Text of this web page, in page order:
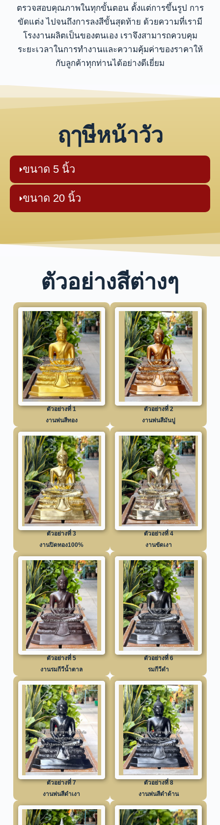
ตรวจสอบคุณภาพในทุกขั้นตอน ตั้งแต่การขึ้นรูป การ
ขัดแต่ง ไปจนถึงการลงสีขั้นสุดท้าย ด้วยความที่เรามี
โรงงานผลิตเป็นของตนเอง เราจึงสามารถควบคุม
ระยะเวลาในการทำงานและความคุ้มค่าของราคาให้
กับลูกค้าทุกท่านได้อย่างดีเยี่ยม
ฤๅษีหน้าวัว
ขนาด 5 นิ้ว
ขนาด 20 นิ้ว
ตัวอย่างสีต่างๆ
ตัวอย่างที่ 1
งานพ่นสีทอง
ตัวอย่างที่ 2
งานพ่นสีมันปู
ตัวอย่างที่ 3
งานปิดทอง100%
ตัวอย่างที่ 4
งานขัดเงา
ตัวอย่างที่ 5
งานรมกีวีน้ำตาล
ตัวอย่างที่ 6
รมกีวีดำ
ตัวอย่างที่ 7
งานพ่นสีดำเงา
ตัวอย่างที่ 8
งานพ่นสีดำด้าน